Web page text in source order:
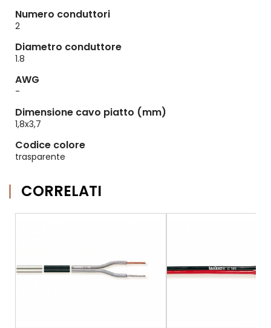
Numero conduttori
2
Diametro conduttore
1.8
AWG
-
Dimensione cavo piatto (mm)
1,8x3,7
Codice colore
trasparente
CORRELATI